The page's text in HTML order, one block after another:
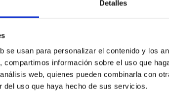
Detalles
se usan para personalizar el contenido y los
compartimos información sobre el uso que
web, quienes pueden combinarla con
del uso que haya hecho de sus servicios.
the public to view the first
On Friday July 15th at 19.00 h, in the
Museum of Science and the Cosmos
Tenerife, there will be a presentation of